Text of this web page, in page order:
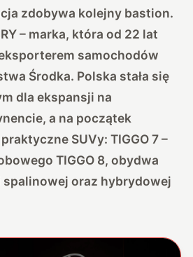
zdobywa kolejny bastion.
– marka, która od 22 lat
samochodów
Środka. Polska stała się
dla ekspansji na
a na początek
SUVy: TIGGO 7 –
TIGGO 8, obydwa
oraz hybrydowej